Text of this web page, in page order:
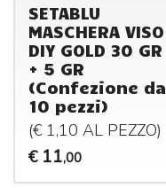
SETABLU
MASCHERA VISO
DIY GOLD 30 GR
+ 5 GR
(Confezione da
10 pezzi)
(€ 1,10 AL PEZZO)
€ 11,00